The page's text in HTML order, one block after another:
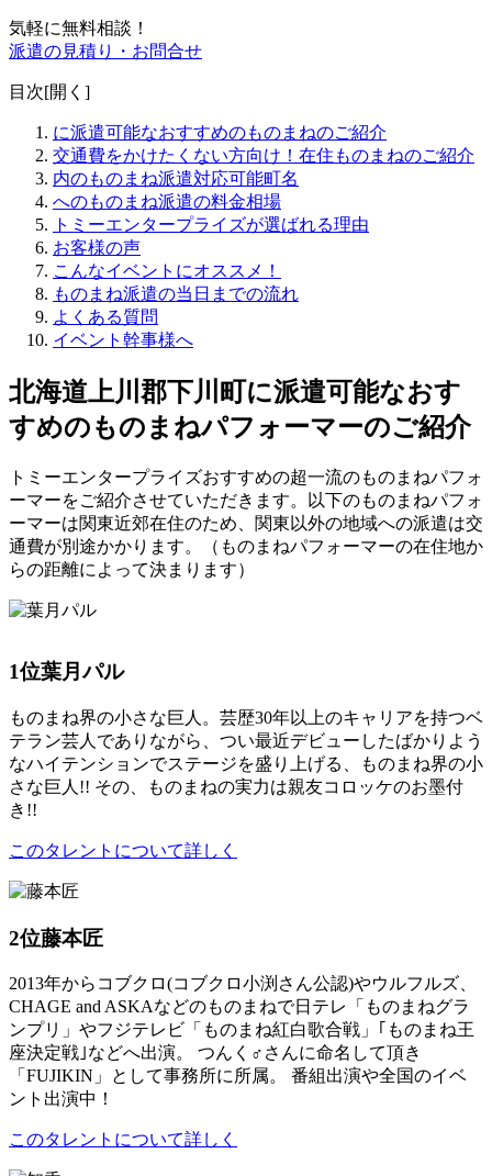
気軽に無料相談！
派遣の見積り・お問合せ
目次[開く ]
に派遣可能なおすすめのものまねのご紹介
交通費をかけたくない方向け！在住ものまねのご紹介
内のものまね派遣対応可能町名
へのものまね派遣の料金相場
トミーエンタープライズが選ばれる理由
お客様の声
こんなイベントにオススメ！
ものまね派遣の当日までの流れ
よくある質問
イベント幹事様へ
北海道上川郡下川町に派遣可能なおす
すめのものまねパフォーマーのご紹介
トミーエンタープライズおすすめの超一流のものまねパフォ
ーマーをご紹介させていただきます。以下のものまねパフォ
ーマーは関東近郊在住のため、関東以外の地域への派遣は交
通費が別途かかります。（ものまねパフォーマーの在住地か
らの距離によって決まります）
1位葉月パル
ものまね界の小さな巨人。芸歴30年以上のキャリアを持つベ
テラン芸人でありながら、つい最近デビューしたばかりよう
なハイテンションでステージを盛り上げる、ものまね界の小
さな巨人!! その、ものまねの実力は親友コロッケのお墨付
き!!
このタレントについて詳しく
2位藤本匠
2013年からコブクロ(コブクロ小渕さん公認)やウルフルズ、
CHAGE and ASKAなどのものまねで日テレ「ものまねグラ
ンプリ」やフジテレビ「ものまね紅白歌合戦」｢ものまね王
座決定戦｣などへ出演。 つんく♂さんに命名して頂き
「FUJIKIN」として事務所に所属。 番組出演や全国のイベ
ント出演中！
このタレントについて詳しく